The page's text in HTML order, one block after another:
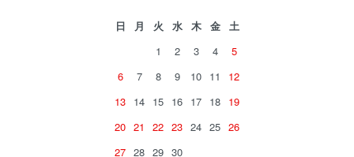
日 月 火 水 木 金
土
1
2 3 4
5
6
7 8 9 10 11
12
13 14 15 16 17 18 19
20 21 22 23 24 25 26
27 28 29 30